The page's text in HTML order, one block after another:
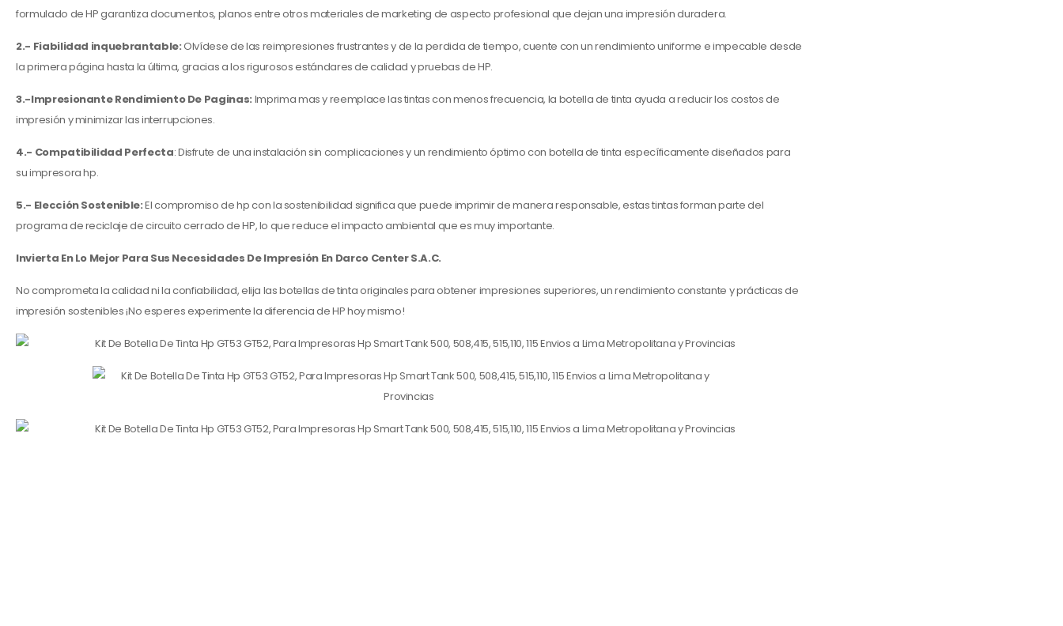
formulado de HP garantiza documentos, planos entre otros materiales de marketing de aspecto profesional que dejan una impresión duradera.
2.- Fiabilidad inquebrantable:Olvídese de las reimpresiones frustrantes y de la perdida de tiempo, cuente con un rendimiento uniforme e impecable desde
la primera página hasta la última, gracias a los rigurosos estándares de calidad y pruebas de HP.
3.-Impresionante Rendimiento De Paginas: Imprima mas y reemplace las tintas con menos frecuencia, la botella de tinta ayuda a reducir los costos de
impresión y minimizar las interrupciones.
4.- Compatibilidad Perfecta: Disfrute de una instalación sin complicaciones y un rendimiento óptimo con botella de tinta específicamente diseñados para
su impresora hp.
5.- Elección Sostenible:El compromiso de hp con la sostenibilidad significa que puede imprimir de manera responsable, estas tintas forman parte del
programa de reciclaje de circuito cerrado de HP, lo que reduce el impacto ambiental que es muy importante.
Invierta En Lo Mejor Para Sus Necesidades De Impresión En Darco Center S.A.C.
No comprometa la calidad ni la confiabilidad, elija las botellas de tinta originales para obtener impresiones superiores, un rendimiento constante y prácticas de
impresión sostenibles ¡No esperes experimente la diferencia de HP hoy mismo!